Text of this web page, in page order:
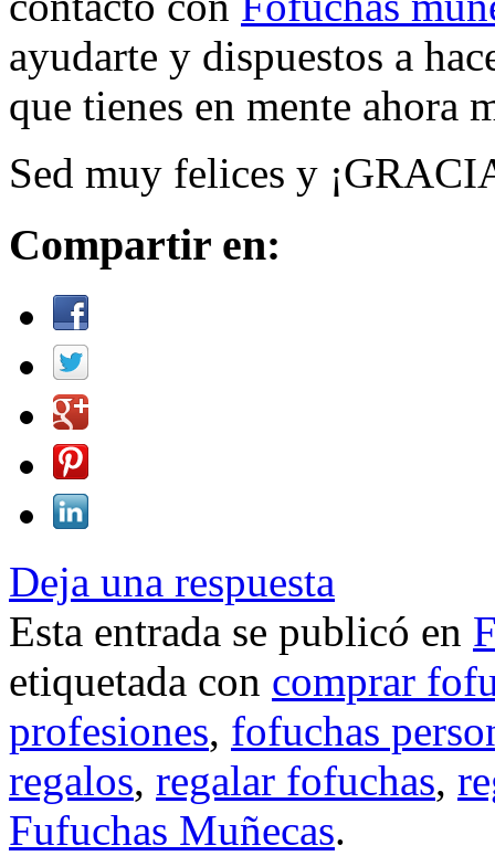
ayudarte y dispuestos a
que tienes en mente ahora
Sed muy felices y
Compartir en:
Deja una respuesta
Esta entrada se publicó en
etiquetada con comprar
profesiones, fofuchas
regalos, regalar fofuchas,
Fufuchas Muñecas.